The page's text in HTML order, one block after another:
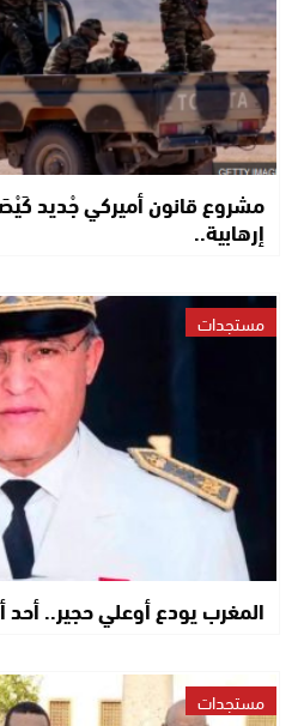
مشروع قانون أميركي جْديد
إرهابية..
مستجدات
المغرب يودع أوعلي حجير.. أحد
مستجدات